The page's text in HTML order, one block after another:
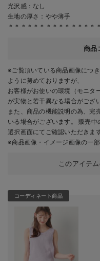
光沢感：なし
生地の厚さ：やや薄手
＊＊＊＊＊＊＊＊＊＊＊＊＊＊
商品
※ご覧頂いている商品画像につ
ように努めておりますが、
お客様がお使いの環境（モニタ
が実物と若干異なる場合がござ
また、商品の機能説明の為、完
いる場合がございます。 販売中
選択画面にてご確認いただきま
※商品画像・イメージ画像の一
このアイテ
コーディネート商品